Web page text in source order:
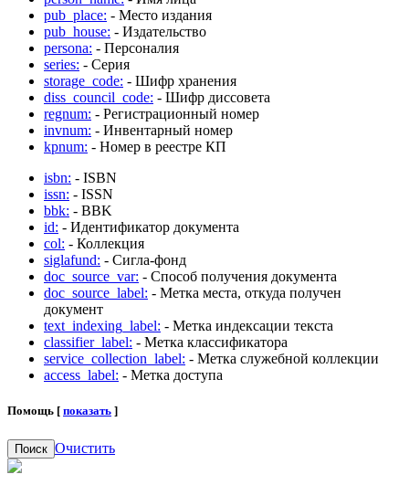
pub_place: - Место издания
pub_house: - Издательство
persona: - Персоналия
series: - Серия
storage_code: - Шифр хранения
diss_council_code: - Шифр диссовета
regnum: - Регистрационный номер
invnum: - Инвентарный номер
kpnum: - Номер в реестре КП
isbn: - ISBN
issn: - ISSN
bbk: - BBK
id: - Идентификатор документа
col: - Коллекция
siglafund: - Сигла-фонд
doc_source_var: - Способ получения документа
doc_source_label: - Метка места, откуда получен
документ
text_indexing_label: - Метка индексации текста
classifier_label: - Метка классификатора
service_collection_label: - Метка служебной коллекции
access_label: - Метка доступа
Помощь [ показать ]
Поиск Очистить